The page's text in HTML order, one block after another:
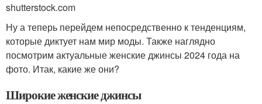
shutterstock.com
Ну а теперь перейдем непосредственно к тенденциям,
которые диктует нам мир моды. Также наглядно
посмотрим актуальные женские джинсы 2024 года на
фото. Итак, какие же они?
Широкие женские джинсы